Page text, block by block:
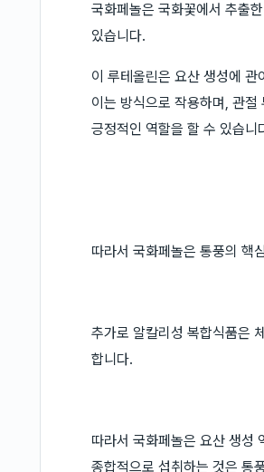
국화페놀은 국화꽃에서 추출
있습니다.
이 루테올린은 요산 생성에
이는 방식으로 작용하며, 관
긍정적인 역할을 할 수 있습니
따라서 국화페놀은 통풍의 핵
추가로 알칼리성 복합식품은
합니다.
따라서 국화페놀은 요산 생성
종합적으로 섭취하는 것은 통